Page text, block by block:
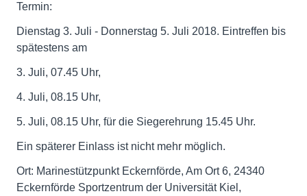
Termin:
Dienstag 3. Juli - Donnerstag 5. Juli 2018. Eintreffen bis
spätestens am
3. Juli, 07.45 Uhr,
4. Juli, 08.15 Uhr,
5. Juli, 08.15 Uhr, für die Siegerehrung 15.45 Uhr.
Ein späterer Einlass ist nicht mehr möglich.
Ort: Marinestützpunkt Eckernförde, Am Ort 6, 24340
Eckernförde Sportzentrum der Universität Kiel,